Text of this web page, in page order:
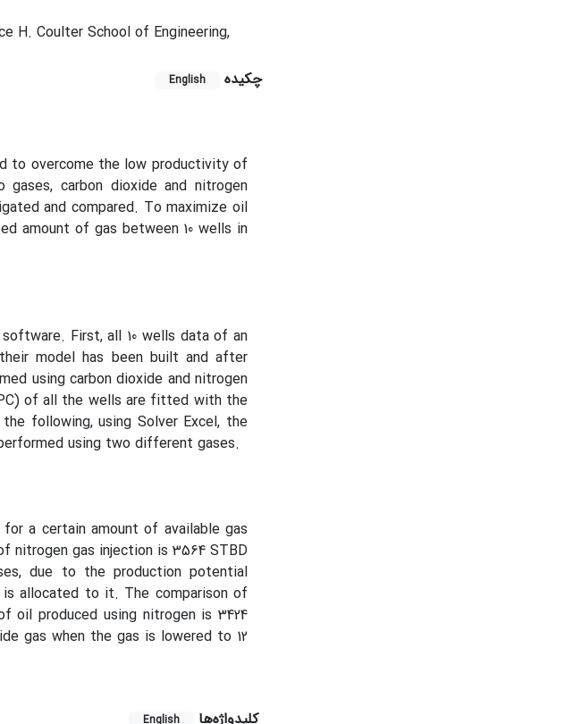
H. Coulter School of Engineering,
چکیده
English
to overcome the low productivity of
carbon dioxide and nitrogen
and compared. To maximize oil
amount of gas between 10 wells in
First, all 10 wells data of an
model has been built and after
using carbon dioxide and nitrogen
of all the wells are fitted with the
following, using Solver Excel, the
using two different gases.
a certain amount of available gas
nitrogen gas injection is 3564 STBD
due to the production potential
allocated to it. The comparison of
produced using nitrogen is 3424
gas when the gas is lowered to 12
کلیدواژه‌ها English